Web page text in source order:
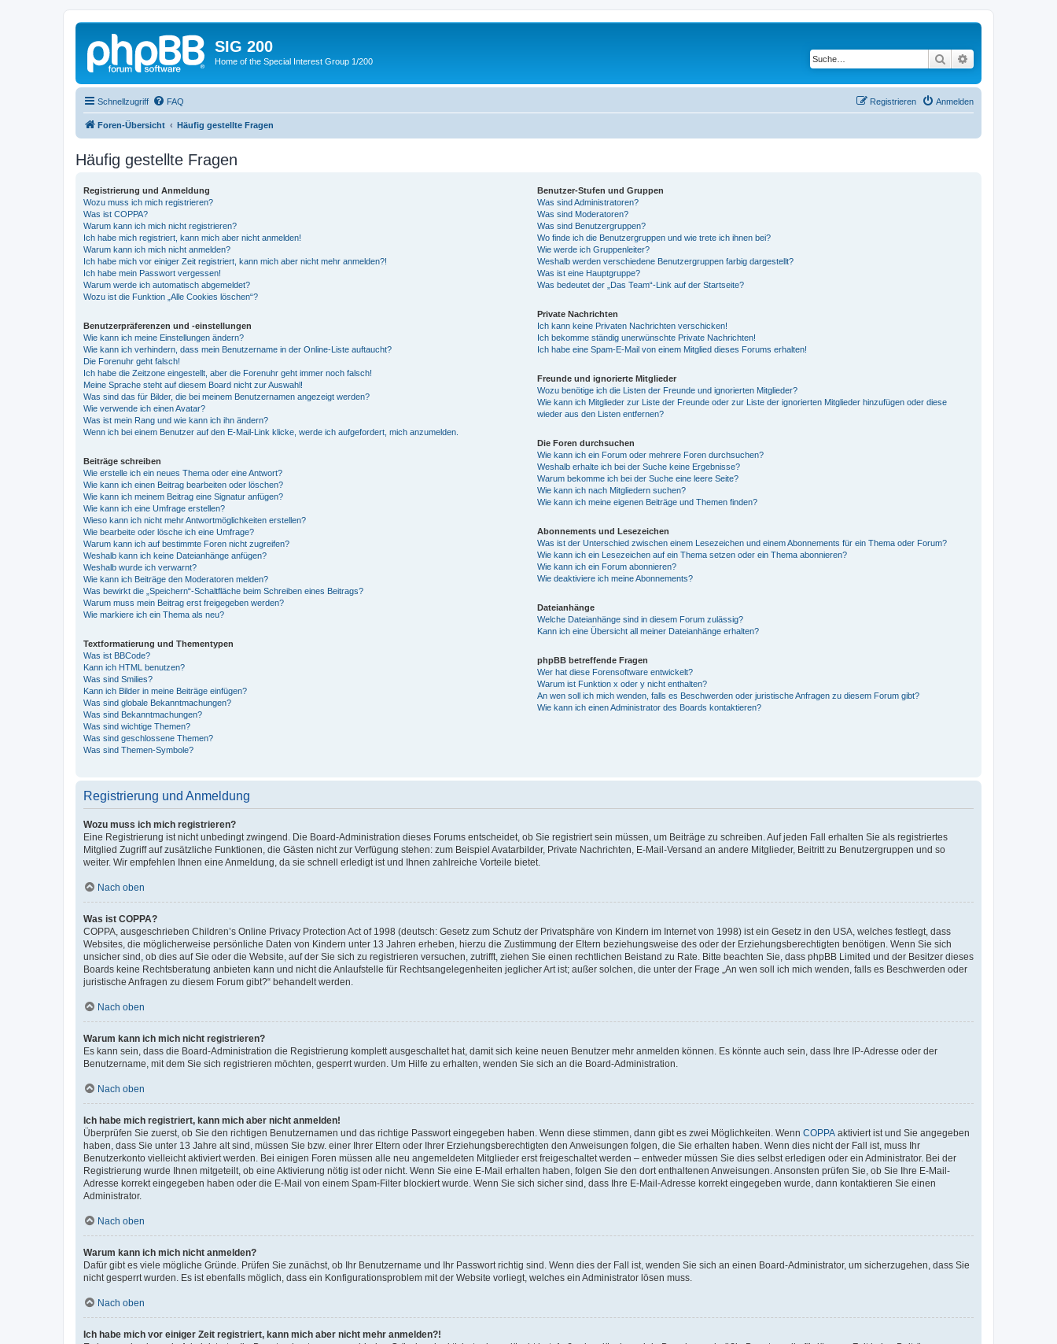
SIG 200
Home of the Special Interest Group 1/200 Suche
Schnellzugriff FAQ Anmelden
Registrieren
Foren-Übersicht Häufig gestellte Fragen
Häufig gestellte Fragen
Registrierung und Anmeldung
Wozu muss ich mich registrieren?
Was ist COPPA?
Warum kann ich mich nicht registrieren?
Ich habe mich registriert, kann mich aber nicht anmelden!
Warum kann ich mich nicht anmelden?
Ich habe mich vor einiger Zeit registriert, kann mich aber nicht mehr anmelden?!
Ich habe mein Passwort vergessen!
Warum werde ich automatisch abgemeldet?
Wozu ist die Funktion „Alle Cookies löschen“?
Benutzerpräferenzen und -einstellungen
Wie kann ich meine Einstellungen ändern?
Wie kann ich verhindern, dass mein Benutzername in der Online-Liste auftaucht?
Die Forenuhr geht falsch!
Ich habe die Zeitzone eingestellt, aber die Forenuhr geht immer noch falsch!
Meine Sprache steht auf diesem Board nicht zur Auswahl!
Was sind das für Bilder, die bei meinem Benutzernamen angezeigt werden?
Wie verwende ich einen Avatar?
Was ist mein Rang und wie kann ich ihn ändern?
Wenn ich bei einem Benutzer auf den E-Mail-Link klicke, werde ich aufgefordert, mich anzumelden.
Beiträge schreiben
Wie erstelle ich ein neues Thema oder eine Antwort?
Wie kann ich einen Beitrag bearbeiten oder löschen?
Wie kann ich meinem Beitrag eine Signatur anfügen?
Wie kann ich eine Umfrage erstellen?
Wieso kann ich nicht mehr Antwortmöglichkeiten erstellen?
Wie bearbeite oder lösche ich eine Umfrage?
Warum kann ich auf bestimmte Foren nicht zugreifen?
Weshalb kann ich keine Dateianhänge anfügen?
Weshalb wurde ich verwarnt?
Wie kann ich Beiträge den Moderatoren melden?
Was bewirkt die „Speichern“-Schaltfläche beim Schreiben eines Beitrags?
Warum muss mein Beitrag erst freigegeben werden?
Wie markiere ich ein Thema als neu?
Textformatierung und Thementypen
Was ist BBCode?
Kann ich HTML benutzen?
Was sind Smilies?
Kann ich Bilder in meine Beiträge einfügen?
Was sind globale Bekanntmachungen?
Was sind Bekanntmachungen?
Was sind wichtige Themen?
Was sind geschlossene Themen?
Was sind Themen-Symbole?
Benutzer-Stufen und Gruppen
Was sind Administratoren?
Was sind Moderatoren?
Was sind Benutzergruppen?
Wo finde ich die Benutzergruppen und wie trete ich ihnen bei?
Wie werde ich Gruppenleiter?
Weshalb werden verschiedene Benutzergruppen farbig dargestellt?
Was ist eine Hauptgruppe?
Was bedeutet der „Das Team“-Link auf der Startseite?
Private Nachrichten
Ich kann keine Privaten Nachrichten verschicken!
Ich bekomme ständig unerwünschte Private Nachrichten!
Ich habe eine Spam-E-Mail von einem Mitglied dieses Forums erhalten!
Freunde und ignorierte Mitglieder
Wozu benötige ich die Listen der Freunde und ignorierten Mitglieder?
Wie kann ich Mitglieder zur Liste der Freunde oder zur Liste der ignorierten Mitglieder hinzufügen oder diese
wieder aus den Listen entfernen?
Die Foren durchsuchen
Wie kann ich ein Forum oder mehrere Foren durchsuchen?
Weshalb erhalte ich bei der Suche keine Ergebnisse?
Warum bekomme ich bei der Suche eine leere Seite?
Wie kann ich nach Mitgliedern suchen?
Wie kann ich meine eigenen Beiträge und Themen finden?
Abonnements und Lesezeichen
Was ist der Unterschied zwischen einem Lesezeichen und einem Abonnements für ein Thema oder Forum?
Wie kann ich ein Lesezeichen auf ein Thema setzen oder ein Thema abonnieren?
Wie kann ich ein Forum abonnieren?
Wie deaktiviere ich meine Abonnements?
Dateianhänge
Welche Dateianhänge sind in diesem Forum zulässig?
Kann ich eine Übersicht all meiner Dateianhänge erhalten?
phpBB betreffende Fragen
Wer hat diese Forensoftware entwickelt?
Warum ist Funktion x oder y nicht enthalten?
An wen soll ich mich wenden, falls es Beschwerden oder juristische Anfragen zu diesem Forum gibt?
Wie kann ich einen Administrator des Boards kontaktieren?
Registrierung und Anmeldung
Wozu muss ich mich registrieren?
Eine Registrierung ist nicht unbedingt zwingend. Die Board-Administration dieses Forums entscheidet, ob Sie registriert sein müssen, um Beiträge zu schreiben. Auf jeden Fall erhalten Sie als registriertes
Mitglied Zugriff auf zusätzliche Funktionen, die Gästen nicht zur Verfügung stehen: zum Beispiel Avatarbilder, Private Nachrichten, E-Mail-Versand an andere Mitglieder, Beitritt zu Benutzergruppen und so
weiter. Wir empfehlen Ihnen eine Anmeldung, da sie schnell erledigt ist und Ihnen zahlreiche Vorteile bietet.
Nach oben
Was ist COPPA?
COPPA, ausgeschrieben Children’s Online Privacy Protection Act of 1998 (deutsch: Gesetz zum Schutz der Privatsphäre von Kindern im Internet von 1998) ist ein Gesetz in den USA, welches festlegt, dass
Websites, die möglicherweise persönliche Daten von Kindern unter 13 Jahren erheben, hierzu die Zustimmung der Eltern beziehungsweise des oder der Erziehungsberechtigten benötigen. Wenn Sie sich
unsicher sind, ob dies auf Sie oder die Website, auf der Sie sich zu registrieren versuchen, zutrifft, ziehen Sie einen rechtlichen Beistand zu Rate. Bitte beachten Sie, dass phpBB Limited und der Besitzer dieses
Boards keine Rechtsberatung anbieten kann und nicht die Anlaufstelle für Rechtsangelegenheiten jeglicher Art ist; außer solchen, die unter der Frage „An wen soll ich mich wenden, falls es Beschwerden oder
juristische Anfragen zu diesem Forum gibt?“ behandelt werden.
Nach oben
Warum kann ich mich nicht registrieren?
Es kann sein, dass die Board-Administration die Registrierung komplett ausgeschaltet hat, damit sich keine neuen Benutzer mehr anmelden können. Es könnte auch sein, dass Ihre IP-Adresse oder der
Benutzername, mit dem Sie sich registrieren möchten, gesperrt wurden. Um Hilfe zu erhalten, wenden Sie sich an die Board-Administration.
Nach oben
Ich habe mich registriert, kann mich aber nicht anmelden!
Überprüfen Sie zuerst, ob Sie den richtigen Benutzernamen und das richtige Passwort eingegeben haben. Wenn diese stimmen, dann gibt es zwei Möglichkeiten. Wenn COPPA aktiviert ist und Sie angegeben
haben, dass Sie unter 13 Jahre alt sind, müssen Sie bzw. einer Ihrer Eltern oder Ihrer Erziehungsberechtigten den Anweisungen folgen, die Sie erhalten haben. Wenn dies nicht der Fall ist, muss Ihr
Benutzerkonto vielleicht aktiviert werden. Bei einigen Foren müssen alle neu angemeldeten Mitglieder erst freigeschaltet werden – entweder müssen Sie dies selbst erledigen oder ein Administrator. Bei der
Registrierung wurde Ihnen mitgeteilt, ob eine Aktivierung nötig ist oder nicht. Wenn Sie eine E-Mail erhalten haben, folgen Sie den dort enthaltenen Anweisungen. Ansonsten prüfen Sie, ob Sie Ihre E-Mail-
Adresse korrekt eingegeben haben oder die E-Mail von einem Spam-Filter blockiert wurde. Wenn Sie sich sicher sind, dass Ihre E-Mail-Adresse korrekt eingegeben wurde, dann kontaktieren Sie einen
Administrator.
Nach oben
Warum kann ich mich nicht anmelden?
Dafür gibt es viele mögliche Gründe. Prüfen Sie zunächst, ob Ihr Benutzername und Ihr Passwort richtig sind. Wenn dies der Fall ist, wenden Sie sich an einen Board-Administrator, um sicherzugehen, dass Sie
nicht gesperrt wurden. Es ist ebenfalls möglich, dass ein Konfigurationsproblem mit der Website vorliegt, welches ein Administrator lösen muss.
Nach oben
Ich habe mich vor einiger Zeit registriert, kann mich aber nicht mehr anmelden?!